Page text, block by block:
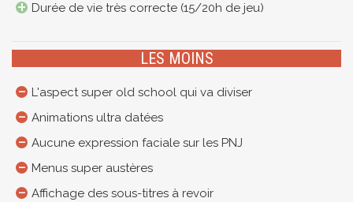
Durée de vie très correcte (15/20h de jeu)
LES MOINS
L'aspect super old school qui va diviser
Animations ultra datées
Aucune expression faciale sur les PNJ
Menus super austères
Affichage des sous-titres à revoir